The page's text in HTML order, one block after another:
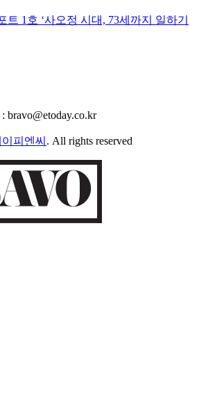
트 1호 ‘사오정 시대, 73세까지 일하기
피엔씨 . All rights reserved